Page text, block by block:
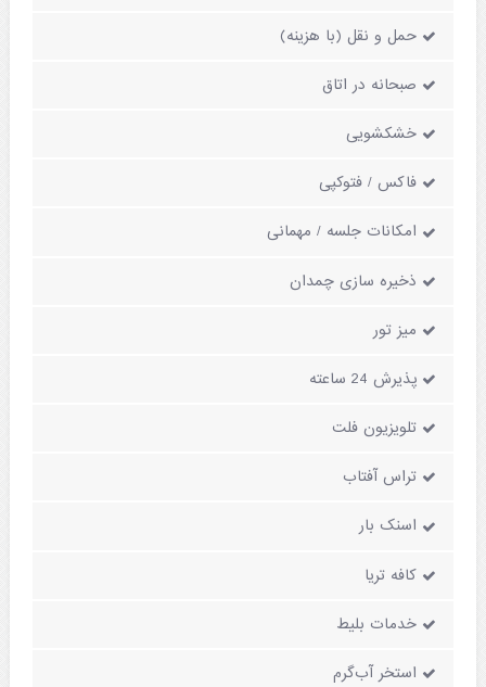
حمل و نقل (با هزینه)
صبحانه در اتاق
خشکشویی
فاکس / فتوکپی
امکانات جلسه / مهمانی
ذخیره سازی چمدان
میز تور
پذیرش 24 ساعته
تلویزیون فلت
تراس آفتاب
اسنک بار
کافه تریا
خدمات بلیط
استخر آب‌گرم